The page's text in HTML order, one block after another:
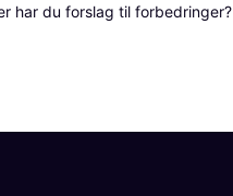
har du forslag til forbedringer?